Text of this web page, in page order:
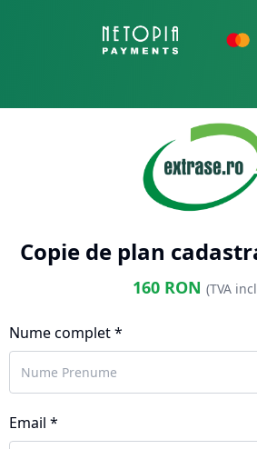
Copie de plan
160RON (TVA
Nume complet *
Email *